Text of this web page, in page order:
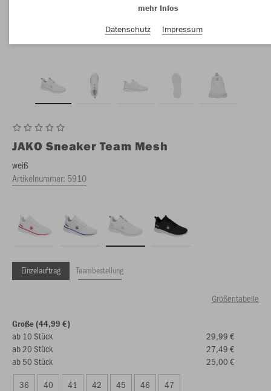
JAKO Sneaker Team Mesh
weiß
Artikelnummer: 5910
Einzelauftrag Teambestellung
Größentabelle
Größe (44,99 €)
ab 10 Stück
29,99 €
ab 20 Stück
27,49 €
ab 50 Stück
25,00 €
36
40 41 42 45 46 47
mehr Infos
Datenschutz
Impressum